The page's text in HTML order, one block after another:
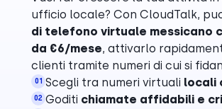
ufficio locale? Con CloudTalk,
di telefono virtuale messicano
da €6/mese, attivarlo
clienti tramite numeri di cui si
01 Scegli tra numeri virtuali locali
02 Goditi chiamate affidabili e